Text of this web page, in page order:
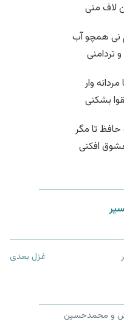
لاف منی
نی همچو آب
تردامنی
وار
بشکنی
تا مگر
افکنی
غزل بعدی
و محمدحسین